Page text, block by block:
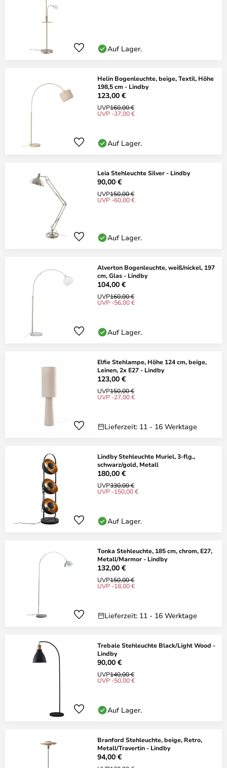
Auf Lager.
Helin Bogenleuchte, beige, Textil, Höhe
198,5 cm - Lindby
123,00 €
UVP160,00 €
UVP -37,00 €
Auf Lager.
Leia Stehleuchte Silver - Lindby
90,00 €
UVP150,00 €
UVP -60,00 €
Auf Lager.
Alverton Bogenleuchte, weiß/nickel, 197
cm, Glas - Lindby
104,00 €
UVP160,00 €
UVP -56,00 €
Auf Lager.
Elfie Stehlampe, Höhe 124 cm, beige,
Leinen, 2x E27 - Lindby
123,00 €
UVP150,00 €
UVP -27,00 €
Lieferzeit: 11 - 16 Werktage
Lindby Stehleuchte Muriel, 3-flg.,
schwarz/gold, Metall
180,00 €
UVP330,00 €
UVP -150,00 €
Auf Lager.
Tonka Stehleuchte, 185 cm, chrom, E27,
Metall/Marmor - Lindby
132,00 €
UVP150,00 €
UVP -18,00 €
Lieferzeit: 11 - 16 Werktage
Trebale Stehleuchte Black/Light Wood -
Lindby
90,00 €
UVP140,00 €
UVP -50,00 €
Auf Lager.
Branford Stehleuchte, beige, Retro,
Metall/Travertin - Lindby
94,00 €